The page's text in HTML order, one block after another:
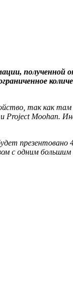
полученной
так как там
Project Moohan.
презентовано
с одним